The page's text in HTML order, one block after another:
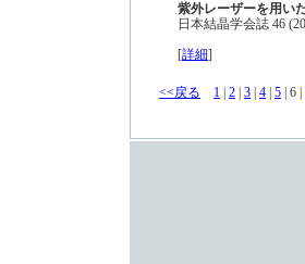
紫外レーザーを用い
日本結晶学会誌 46
[詳細]
<<戻る 1 2 3 4 5 | 6 |